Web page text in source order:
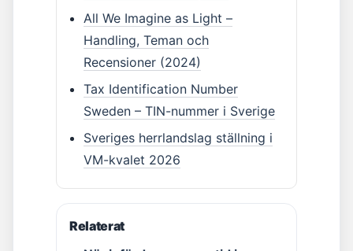
All We Imagine as Light –
Handling, Teman och
Recensioner (2024)
Tax Identification Number
Sweden – TIN-nummer i Sverige
Sveriges herrlandslag ställning i
VM-kvalet 2026
Relaterat